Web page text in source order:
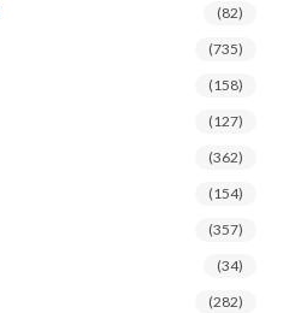
(82)
(735)
(158)
(127)
(362)
(154)
(357)
(34)
(282)